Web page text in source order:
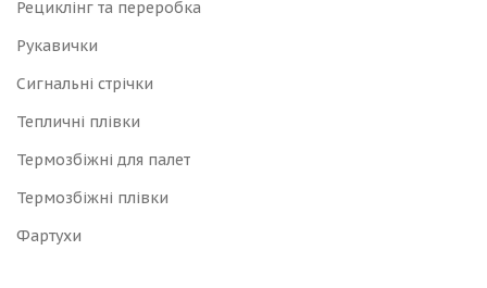
Рециклінг та переробка
Рукавички
Сигнальні стрічки
Тепличні плівки
Термозбіжні для палет
Термозбіжні плівки
Фартухи